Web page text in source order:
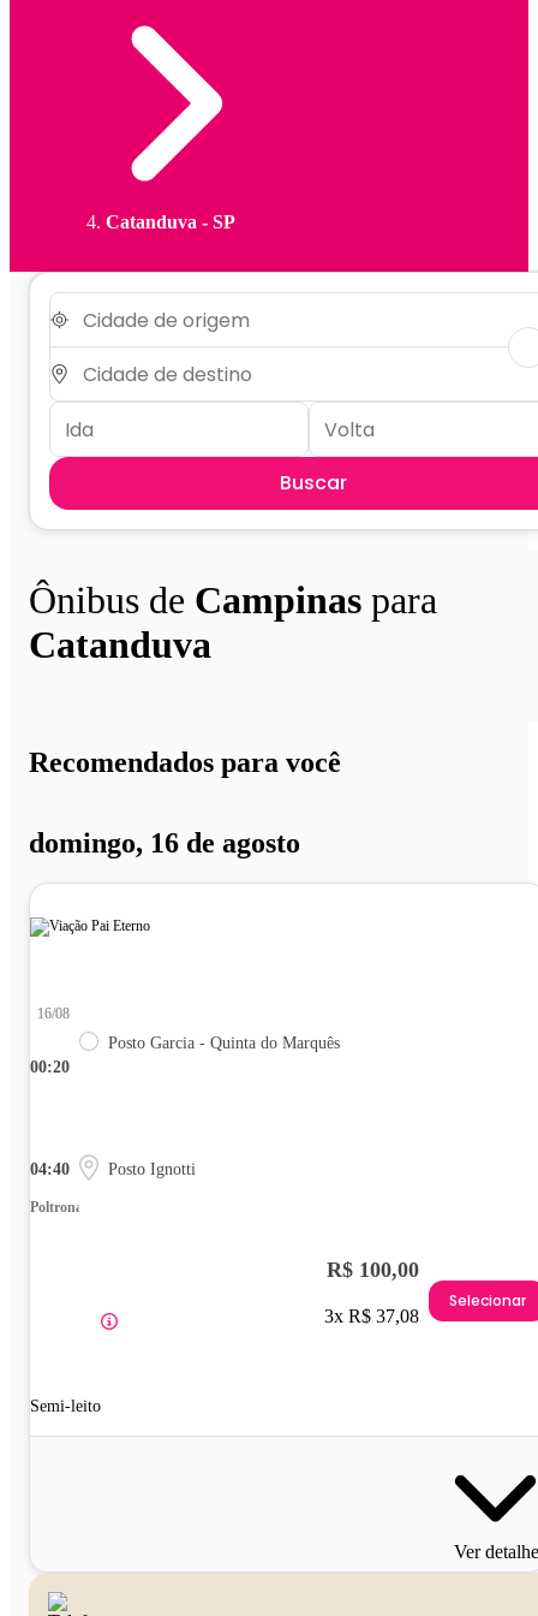
Catanduva - SP
Buscar
Ônibus de Campinas para
Catanduva
Recomendados para você
domingo, 16 de agosto
00:20
16/08
Posto Garcia - Quinta do Marquês
04:40 Posto Ignotti
Poltrona
Semi-leito
R$ 100,00
3x R$ 37,08
Selecionar
Ver